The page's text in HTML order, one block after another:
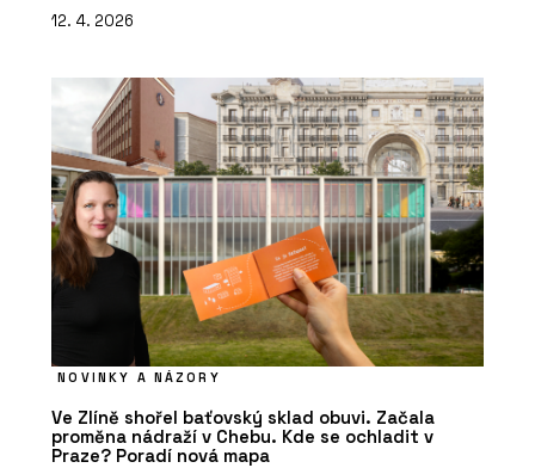
12. 4. 2026
NOVINKY A NÁZORY
Ve Zlíně shořel baťovský sklad obuvi. Začala
proměna nádraží v Chebu. Kde se ochladit v
Praze? Poradí nová mapa